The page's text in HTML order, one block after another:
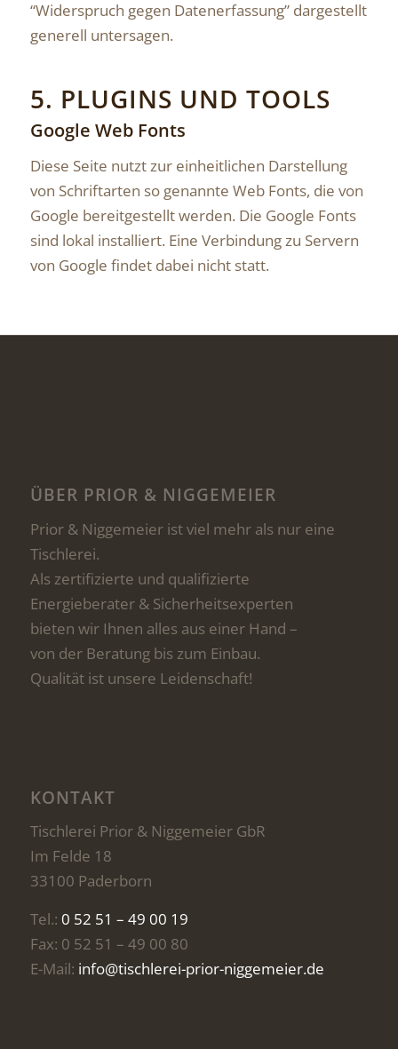
“Widerspruch gegen Datenerfassung” dargestellt
generell untersagen.
5. PLUGINS UND TOOLS
Google Web Fonts
Diese Seite nutzt zur einheitlichen Darstellung
von Schriftarten so genannte Web Fonts, die von
Google bereitgestellt werden. Die Google Fonts
sind lokal installiert. Eine Verbindung zu Servern
von Google findet dabei nicht statt.
ÜBER PRIOR & NIGGEMEIER
Prior & Niggemeier ist viel mehr als nur eine
Tischlerei.
Als zertifizierte und qualifizierte
Energieberater & Sicherheitsexperten
bieten wir Ihnen alles aus einer Hand –
von der Beratung bis zum Einbau.
Qualität ist unsere Leidenschaft!
KONTAKT
Tischlerei Prior & Niggemeier GbR
Im Felde 18
33100 Paderborn
Tel.: 0 52 51 – 49 00 19
Fax: 0 52 51 – 49 00 80
E-Mail: info@tischlerei-prior-niggemeier.de